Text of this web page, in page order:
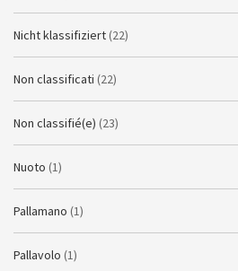
Nicht klassifiziert (22)
Non classificati (22)
Non classifié(e) (23)
Nuoto (1)
Pallamano (1)
Pallavolo (1)